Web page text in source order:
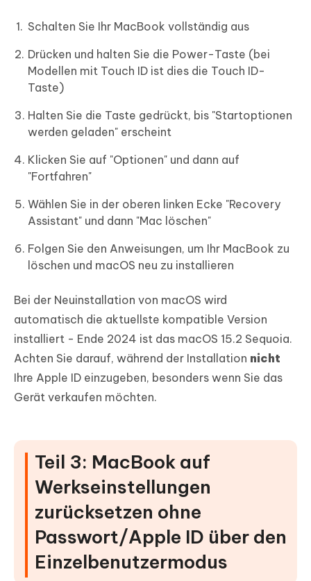
Schalten Sie Ihr MacBook vollständig aus
Drücken und halten Sie die Power-Taste (bei
Modellen mit Touch ID ist dies die Touch ID-
Taste)
Halten Sie die Taste gedrückt, bis "Startoptionen
werden geladen" erscheint
Klicken Sie auf "Optionen" und dann auf
"Fortfahren"
Wählen Sie in der oberen linken Ecke "Recovery
Assistant" und dann "Mac löschen"
Folgen Sie den Anweisungen, um Ihr MacBook zu
löschen und macOS neu zu installieren
Bei der Neuinstallation von macOS wird
automatisch die aktuellste kompatible Version
installiert - Ende 2024 ist das macOS 15.2 Sequoia.
Achten Sie darauf, während der Installation nicht
Ihre Apple ID einzugeben, besonders wenn Sie das
Gerät verkaufen möchten.
Teil 3: MacBook auf
Werkseinstellungen
zurücksetzen ohne
Passwort/Apple ID über den
Einzelbenutzermodus